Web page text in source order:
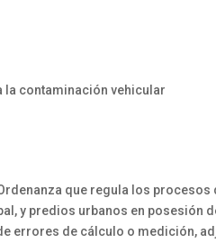
la contaminación vehicular
que regula los
y predios urbanos en posesión
errores de cálculo o medición,